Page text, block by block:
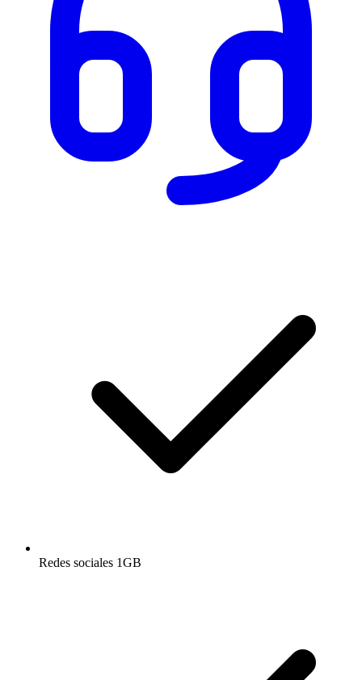
Redes sociales 1GB